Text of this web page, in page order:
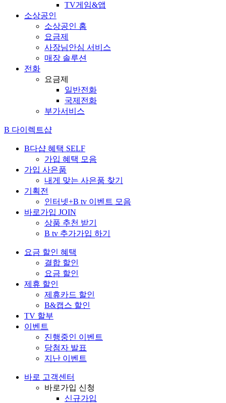
TV게임&앱
소상공인
소상공인 홈
요금제
사장님안심 서비스
매장 솔루션
전화
요금제
일반전화
국제전화
부가서비스
B 다이렉트샵
B다샵 혜택 SELF
가입 혜택 모음
가입 사은품
내게 맞는 사은품 찾기
기획전
인터넷+B tv 이벤트 모음
바로가입 JOIN
상품 추천 받기
B tv 추가가입 하기
요금 할인 혜택
결합 할인
요금 할인
제휴 할인
제휴카드 할인
B&캡스 할인
TV 할부
이벤트
진행중인 이벤트
당첨자 발표
지난 이벤트
바로 고객센터
바로가입 신청
신규가입